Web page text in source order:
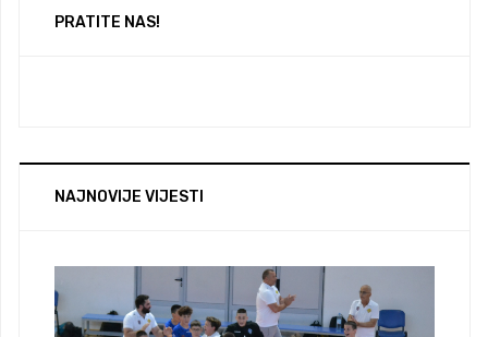
PRATITE NAS!
NAJNOVIJE VIJESTI